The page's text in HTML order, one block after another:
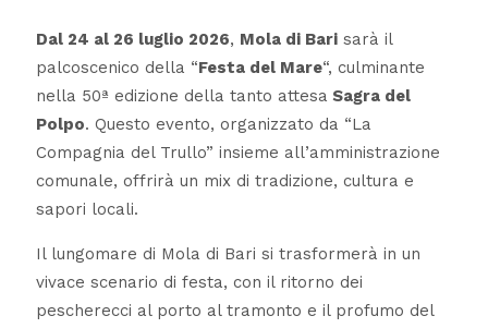
Dal 24 al 26 luglio 2026, Mola di Barisarà il
palcoscenico della “Festa del Mare“, culminante
nella 50ª edizione della tanto attesa Sagra del
Polpo. Questo evento, organizzato da “La
Compagnia del Trullo” insieme all’amministrazione
comunale, offrirà un mix di tradizione, cultura e
sapori locali.
Il lungomare di Mola di Bari si trasformerà in un
vivace scenario di festa, con il ritorno dei
pescherecci al porto al tramonto e il profumo del